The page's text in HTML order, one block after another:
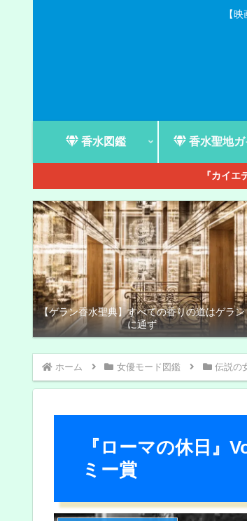
【
香水図鑑 香水聖地ガ
『カイ
【ゲラン香水聖典】すべての香りの道はゲラン
に通ず
ホーム 女優モード図鑑 伝説の
『ローマの休日』
ミー賞